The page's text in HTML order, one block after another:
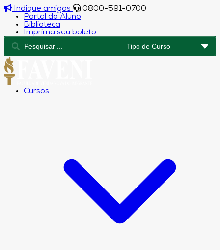
Indique amigos
0800-591-0700
Portal do Aluno
Biblioteca
Imprima seu boleto
Cursos